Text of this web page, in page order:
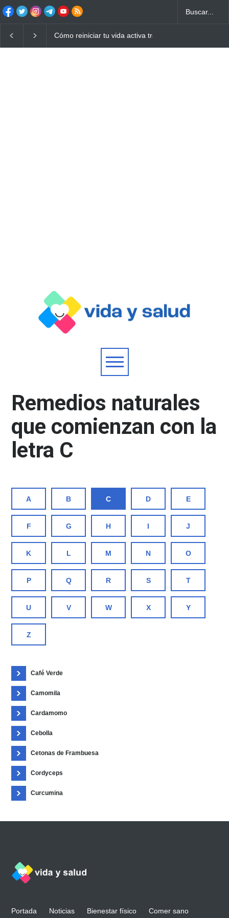
Cómo reiniciar tu vida activa tras años de
Remedios naturales
que comienzan con la
letra C
A B C D E
F G H I J
K L M N O
P Q R S T
U V W X Y
Z
Café Verde
Camomila
Cardamomo
Cebolla
Cetonas de Frambuesa
Cordyceps
Curcumina
Portada Noticias Bienestar físico
Comer sano